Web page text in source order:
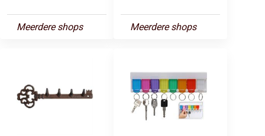
Meerdere shops Meerdere shops